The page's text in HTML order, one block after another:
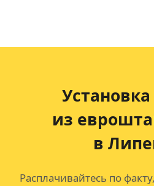
из
в
Расплачивайтесь по